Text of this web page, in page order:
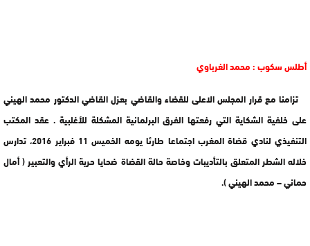
أطلس سكوب : محمد الغرباوي
تزامنا مع قرار المجلس الاعلى للقضاء والقاضي بعزل القاضي الدكتور محمد الهيني
على خلفية الشكاية التي رفعتها الفرق البرلمانية المشكلة للأغلبية . عقد المكتب
التنفيذي لنادي قضاة المغرب اجتماعا طارئا يومه الخميس 11 فبراير 2016، تدارس
خلاله الشطر المتعلق بالتأديبات وخاصة حالة القضاة ضحايا حرية الرأي والتعبير ( أمال
حماني – محمد الهيني ).